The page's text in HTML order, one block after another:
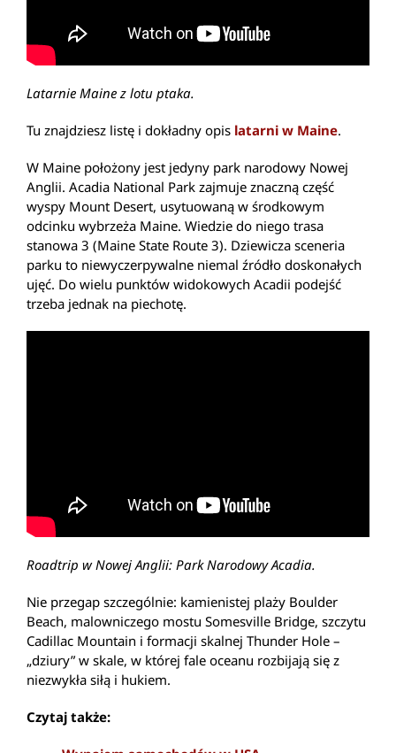
Latarnie Maine z lotu ptaka.
Tu znajdziesz listę i dokładny opis latarni w Maine.
W Maine położony jest jedyny park narodowy Nowej
Anglii. Acadia National Park zajmuje znaczną część
wyspy Mount Desert, usytuowaną w środkowym
odcinku wybrzeża Maine. Wiedzie do niego trasa
stanowa 3 (Maine State Route 3). Dziewicza sceneria
parku to niewyczerpywalne niemal źródło doskonałych
ujęć. Do wielu punktów widokowych Acadii podejść
trzeba jednak na piechotę.
Roadtrip w Nowej Anglii: Park Narodowy Acadia.
Nie przegap szczególnie: kamienistej plaży Boulder
Beach, malowniczego mostu Somesville Bridge, szczytu
Cadillac Mountain i formacji skalnej Thunder Hole –
„dziury” w skale, w której fale oceanu rozbijają się z
niezwykła siłą i hukiem.
Czytaj także: